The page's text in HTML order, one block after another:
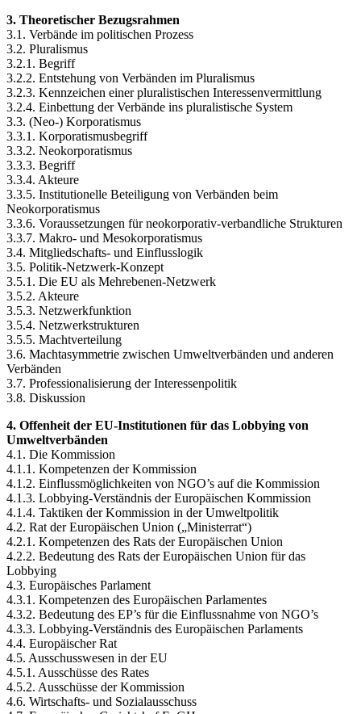
3. Theoretischer Bezugsrahmen
3.1. Verbände im politischen Prozess
3.2. Pluralismus
3.2.1. Begriff
3.2.2. Entstehung von Verbänden im Pluralismus
3.2.3. Kennzeichen einer pluralistischen Interessenvermittlung
3.2.4. Einbettung der Verbände ins pluralistische System
3.3. (Neo-) Korporatismus
3.3.1. Korporatismusbegriff
3.3.2. Neokorporatismus
3.3.3. Begriff
3.3.4. Akteure
3.3.5. Institutionelle Beteiligung von Verbänden beim
Neokorporatismus
3.3.6. Voraussetzungen für neokorporativ-verbandliche Strukturen
3.3.7. Makro- und Mesokorporatismus
3.4. Mitgliedschafts- und Einflusslogik
3.5. Politik-Netzwerk-Konzept
3.5.1. Die EU als Mehrebenen-Netzwerk
3.5.2. Akteure
3.5.3. Netzwerkfunktion
3.5.4. Netzwerkstrukturen
3.5.5. Machtverteilung
3.6. Machtasymmetrie zwischen Umweltverbänden und anderen
Verbänden
3.7. Professionalisierung der Interessenpolitik
3.8. Diskussion
4. Offenheit der EU-Institutionen für das Lobbying von
Umweltverbänden
4.1. Die Kommission
4.1.1. Kompetenzen der Kommission
4.1.2. Einflussmöglichkeiten von NGO’s auf die Kommission
4.1.3. Lobbying-Verständnis der Europäischen Kommission
4.1.4. Taktiken der Kommission in der Umweltpolitik
4.2. Rat der Europäischen Union („Ministerrat“)
4.2.1. Kompetenzen des Rats der Europäischen Union
4.2.2. Bedeutung des Rats der Europäischen Union für das
Lobbying
4.3. Europäisches Parlament
4.3.1. Kompetenzen des Europäischen Parlamentes
4.3.2. Bedeutung des EP’s für die Einflussnahme von NGO’s
4.3.3. Lobbying-Verständnis des Europäischen Parlaments
4.4. Europäischer Rat
4.5. Ausschusswesen in der EU
4.5.1. Ausschüsse des Rates
4.5.2. Ausschüsse der Kommission
4.6. Wirtschafts- und Sozialausschuss